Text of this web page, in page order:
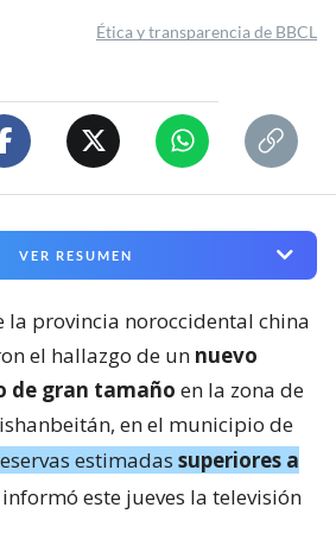
Ética y transparencia de BBCL
VER RESUMEN
la provincia noroccidental china
el hallazgo de un nuevo
de gran tamaño en la zona de
en el municipio de
estimadas superiores a
informó este jueves la televisión